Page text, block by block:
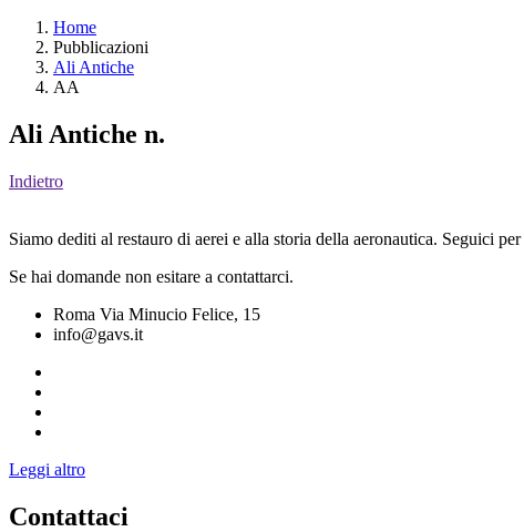
Home
Pubblicazioni
Ali Antiche
AA
Ali Antiche n.
Indietro
Siamo dediti al restauro di aerei e alla storia della aeronautica. Seguici
Se hai domande non esitare a contattarci.
Roma Via Minucio Felice, 15
info@gavs.it
Leggi altro
Contattaci